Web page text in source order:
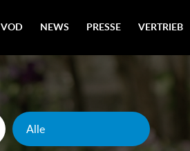
VOD NEWS PRESSE VERTRIEB